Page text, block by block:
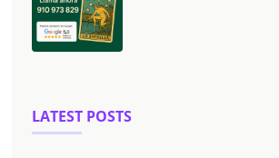
LATEST POSTS